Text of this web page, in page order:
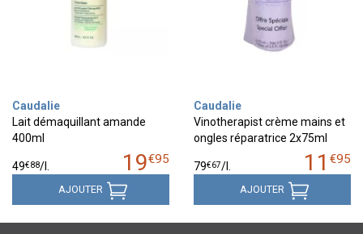
Caudalie
Lait démaquillant amande
400ml
19€95
49€88/
AJOUTER
Caudalie
Vinotherapist crème mains et
ongles réparatrice 2x75ml
11 €95
79€67/
AJOUTER